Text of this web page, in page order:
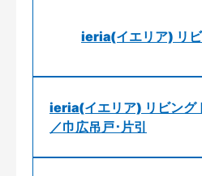
ieria(イエリア) リ
ieria(イエリア) リビング
／巾広吊戸･片引